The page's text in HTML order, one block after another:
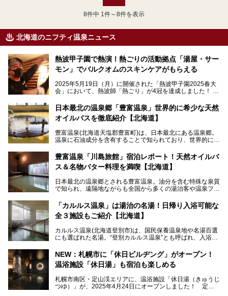
8件中 1件～8件を表示
北海道のニフティ温泉ニュース
熱波甲子園で熱演！熱ごりの活動拠点「湯屋・サー
モン」でバルクオムのスキンケアがもらえる
2025年5月19日（月）に開催された「熱波甲子園2025春大
会」において、熱波師「熱ごり」が4冠を達成しました！
動拠点である北海道の銭湯「湯屋・サーモン」にて、メンズ
スキンケアブランド バルクオムの「ONE DAY KIT」を数量
限定でプレゼントいたします。
で、ぜひお試しください。※6月13日配布開始、なくなり次
第終了
───
提供元：株式会社バルクオム【PR】
この記事は株式会社バルクオム商品のPR記事です。
日本最北の温泉郷「豊富温泉」世界的に希少な天然
オイルバスを徹底紹介【北海道】
豊富温泉(北海道天塩郡豊富町)は、日本最北にある温泉郷。
温泉に石油成分を含有することで知られており、世界的にも
に特効があると言われ、遠隔地ながらも全国から湯治・療養
目的で多くの人々が訪れます。
地体験し、独自の視点で豊富温泉の“天然オイルバス”をレポ
ート。温泉地概要や日帰り入浴施設をはじめ、宿泊施設・ア
豊富温泉「川島旅館」宿泊レポート！天然オイルバ
ス＆名物バター料理を満喫【北海道】
日本最北の温泉郷とされる豊富温泉。油分を含む特殊な泉質
で知られ、遠隔地ながらも全国から多くの湯治客や温泉ファ
「川島旅館」は、豊富温泉の開湯当初から営業する老舗旅
館。とりわけ温泉の良さと名物のバター料理に定評があり、
の温泉や料理をはじめ、パブリックスペース・客室など宿の
全貌を徹底的にご紹介します！
「カルルス温泉」は湯治の名湯！日帰り入浴可能な
全３施設もご紹介【北海道】
カルルス温泉(北海道登別市)は、国民保養温泉地や名湯百選
にも選ばれた名湯。“登別カルルス温泉”とも呼ばれ、入浴剤
豊かな登別温泉とは対照的な存在で、今も湯治場的な要素が
残る閑静な温泉地です。
地体験し、カルルス温泉をご紹介。温泉地の概要や泉質解説
をはじめ、日帰り入浴可能な全３施設の紹介・周辺観光・ア
NEW：札幌市に「休日ビルヂング」がオープン！
温浴施設「休日湯」も宿泊も楽しめる
札幌市南区・定山渓エリアに、温浴施設「休日湯（きゅうじ
つゆ）」が、2025年4月24日にオープンしました！ 定山